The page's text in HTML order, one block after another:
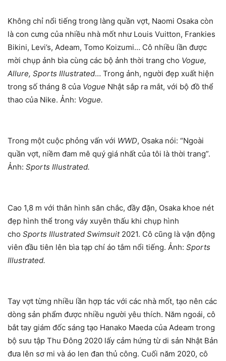
Không chỉ nổi tiếng trong làng quần vợt, Naomi Osaka còn
là con cưng của nhiều nhà mốt như Louis Vuitton, Frankies
Bikini, Levi’s, Adeam, Tomo Koizumi… Cô nhiều lần được
mời chụp ảnh bìa cùng các bộ ảnh thời trang cho Vogue,
Allure, Sports Illustrated… Trong ảnh, người đẹp xuất hiện
trong số tháng 8 của Vogue Nhật sắp ra mắt, với bộ đồ thể
thao của Nike. Ảnh: Vogue.
Trong một cuộc phỏng vấn với WWD, Osaka nói: “Ngoài
quần vợt, niềm đam mê quý giá nhất của tôi là thời trang”.
Ảnh: Sports Illustrated.
Cao 1,8 m với thân hình săn chắc, đầy đặn, Osaka khoe nét
đẹp hình thể trong váy xuyên thấu khi chụp hình
cho Sports Illustrated Swimsuit2021. Cô cũng là vận động
viên đầu tiên lên bìa tạp chí áo tắm nổi tiếng. Ảnh: Sports
Illustrated.
Tay vợt từng nhiều lần hợp tác với các nhà mốt, tạo nên các
dòng sản phẩm được nhiều người yêu thích. Năm ngoái, cô
bắt tay giám đốc sáng tạo Hanako Maeda của Adeam trong
bộ sưu tập Thu Đông 2020 lấy cảm hứng từ di sản Nhật Bản
đưa lên sơ mi và áo len đan thủ công. Cuối năm 2020, cô